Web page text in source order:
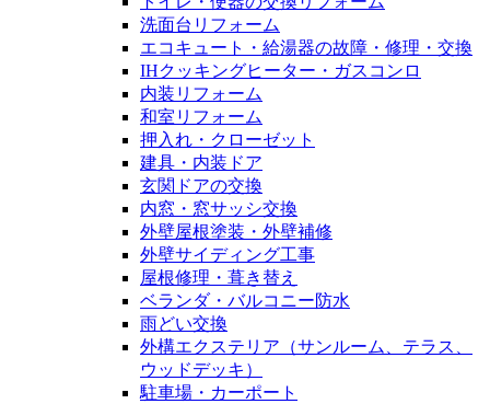
洗面台リフォーム
エコキュート・給湯器の故障・修理・交換
IHクッキングヒーター・ガスコンロ
内装リフォーム
和室リフォーム
押入れ・クローゼット
建具・内装ドア
玄関ドアの交換
内窓・窓サッシ交換
外壁屋根塗装・外壁補修
外壁サイディング工事
屋根修理・葺き替え
ベランダ・バルコニー防水
雨どい交換
外構エクステリア（サンルーム、テラス、
ウッドデッキ）
駐車場・カーポート